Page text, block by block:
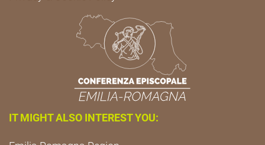
IT MIGHT ALSO INTEREST YOU: